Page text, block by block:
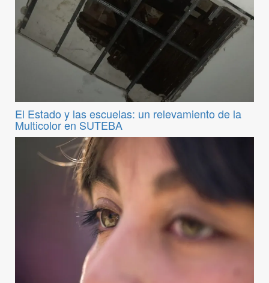
El Estado y las escuelas: un relevamiento de la
Multicolor en SUTEBA